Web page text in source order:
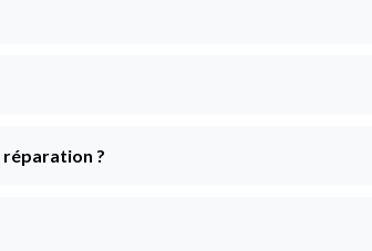
réparation ?